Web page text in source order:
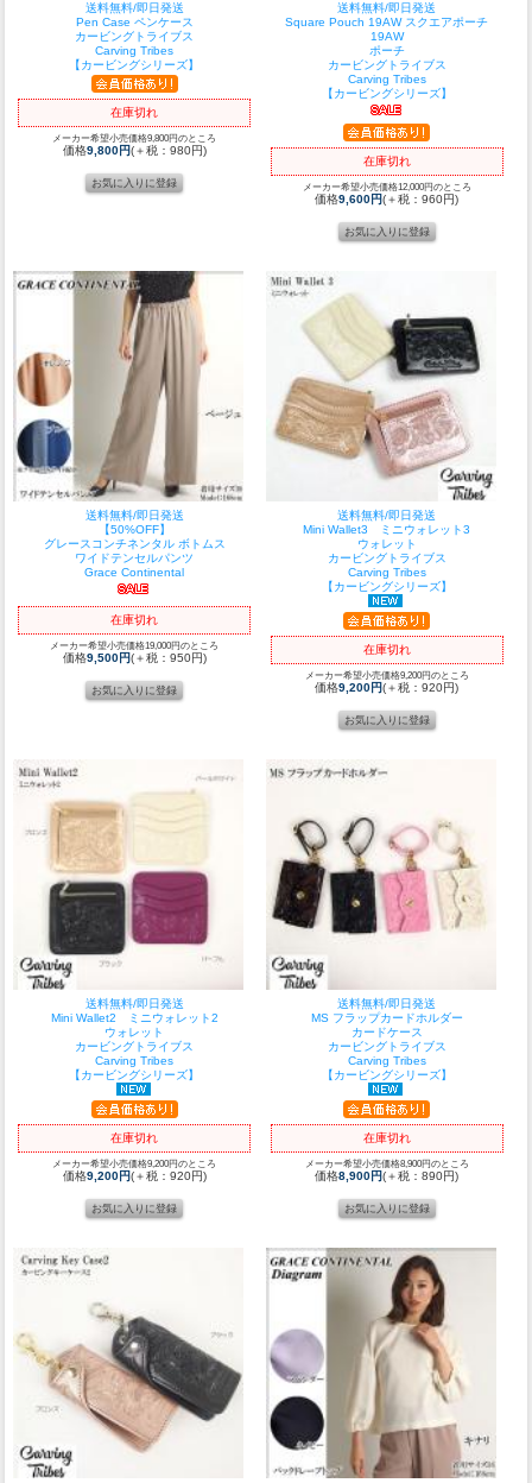
送料無料/即日発送
Pen Case ペンケース
カービングトライブス
Carving Tribes
【カービングシリーズ】
在庫切れ
メーカー希望小売価格9,800円のところ
価格9,800円(＋税：980円)
送料無料/即日発送
Square Pouch 19AW スクエアポーチ
19AW
ポーチ
カービングトライブス
Carving Tribes
【カービングシリーズ】
在庫切れ
メーカー希望小売価格12,000円のところ
価格9,600円(＋税：960円)
送料無料/即日発送
【50%OFF】
グレースコンチネンタル ボトムス
ワイドテンセルパンツ
Grace Continental
在庫切れ
メーカー希望小売価格19,000円のところ
価格9,500円(＋税：950円)
送料無料/即日発送
Mini Wallet3 ミニウォレット3
ウォレット
カービングトライブス
Carving Tribes
【カービングシリーズ】
在庫切れ
メーカー希望小売価格9,200円のところ
価格9,200円(＋税：920円)
送料無料/即日発送
Mini Wallet2 ミニウォレット2
ウォレット
カービングトライブス
Carving Tribes
【カービングシリーズ】
在庫切れ
メーカー希望小売価格9,200円のところ
価格9,200円(＋税：920円)
送料無料/即日発送
MS フラップカードホルダー
カードケース
カービングトライブス
Carving Tribes
【カービングシリーズ】
在庫切れ
メーカー希望小売価格8,900円のところ
価格8,900円(＋税：890円)